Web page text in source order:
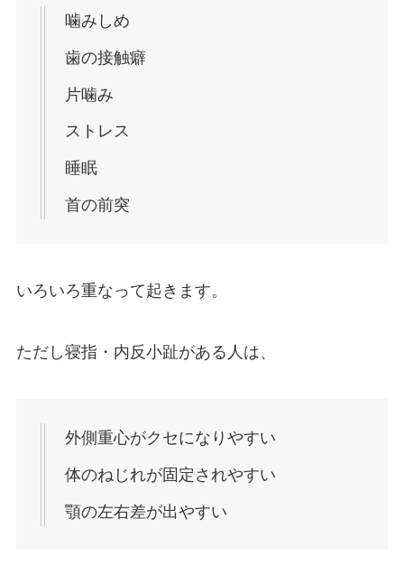
噛みしめ
歯の接触癖
片噛み
ストレス
睡眠
首の前突
いろいろ重なって起きます。
ただし寝指・内反小趾がある人は、
外側重心がクセになりやすい
体のねじれが固定されやすい
顎の左右差が出やすい